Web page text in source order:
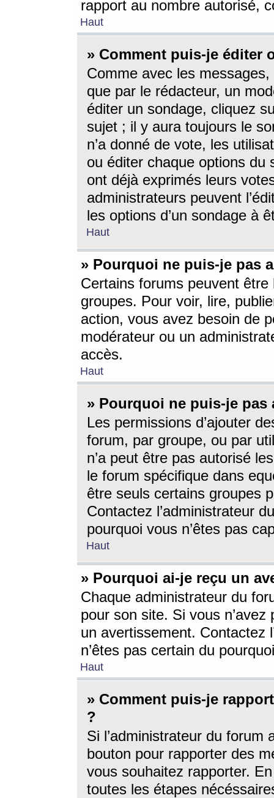
rapport au nombre autorisé,
Haut
» Comment puis-je éditer
Comme avec les
que par le rédacteur, un
éditer un sondage, cliquez
sujet ; il y aura toujours le
n’a donné de vote, les
ou éditer chaque options du
ont déjà exprimés leurs
administrateurs peuvent
les options d’un sondage à
Haut
» Pourquoi ne puis-je pas
Certains forums peuvent être
groupes. Pour voir, lire,
action, vous avez besoin de
modérateur ou un
accès.
Haut
» Pourquoi ne puis-je
Les permissions d’ajouter
forum, par groupe, ou par
n’a peut être pas autorisé
le forum spécifique dans
être seuls certains groupes
Contactez l’administrateur
pourquoi vous n’êtes pas
Haut
» Pourquoi ai-je reçu un
Chaque administrateur du
pour son site. Si vous
un avertissement. Contactez
n’êtes pas certain du
Haut
» Comment puis-je
?
Si l’administrateur du forum
bouton pour rapporter des
vous souhaitez rapporter.
toutes les étapes